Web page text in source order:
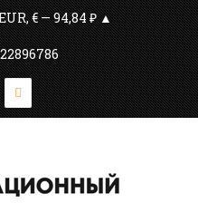
€ — 94,84 ₽ ▲